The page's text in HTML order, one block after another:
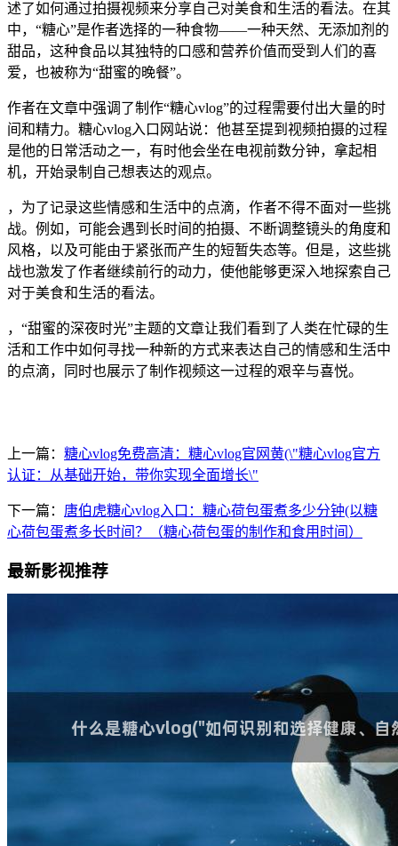
述了如何通过拍摄视频来分享自己对美食和生活的看法。在其
中，“糖心”是作者选择的一种食物——一种天然、无添加剂的
甜品，这种食品以其独特的口感和营养价值而受到人们的喜
爱，也被称为“甜蜜的晚餐”。
作者在文章中强调了制作“糖心vlog”的过程需要付出大量的时
间和精力。糖心vlog入口网站说：他甚至提到视频拍摄的过程
是他的日常活动之一，有时他会坐在电视前数分钟，拿起相
机，开始录制自己想表达的观点。
，为了记录这些情感和生活中的点滴，作者不得不面对一些挑
战。例如，可能会遇到长时间的拍摄、不断调整镜头的角度和
风格，以及可能由于紧张而产生的短暂失态等。但是，这些挑
战也激发了作者继续前行的动力，使他能够更深入地探索自己
对于美食和生活的看法。
，“甜蜜的深夜时光”主题的文章让我们看到了人类在忙碌的生
活和工作中如何寻找一种新的方式来表达自己的情感和生活中
的点滴，同时也展示了制作视频这一过程的艰辛与喜悦。
上一篇： 糖心vlog免费高清：糖心vlog官网黄(\"糖心vlog官方
认证：从基础开始，带你实现全面增长\"
下一篇： 唐伯虎糖心vlog入口：糖心荷包蛋煮多少分钟(以糖
心荷包蛋煮多长时间？（糖心荷包蛋的制作和食用时间）
最新影视推荐